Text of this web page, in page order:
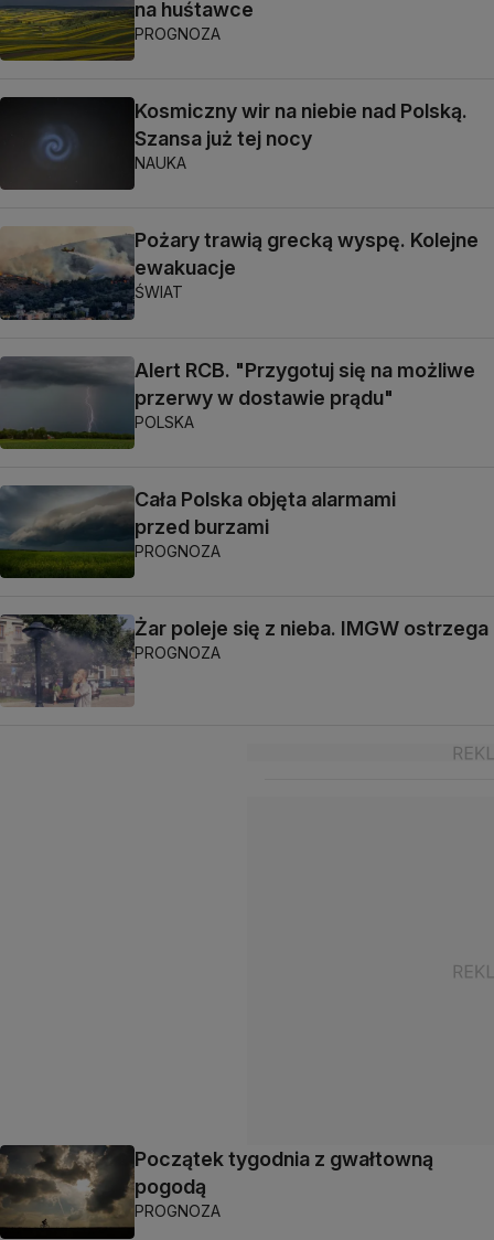
na huśtawce
PROGNOZA
Kosmiczny wir na niebie nad Polską.
Szansa już tej nocy
NAUKA
Pożary trawią grecką wyspę. Kolejne
ewakuacje
ŚWIAT
Alert RCB. "Przygotuj się na możliwe
przerwy w dostawie prądu"
POLSKA
Cała Polska objęta alarmami
przed burzami
PROGNOZA
Żar poleje się z nieba. IMGW ostrzega
PROGNOZA
Początek tygodnia z gwałtowną
pogodą
PROGNOZA